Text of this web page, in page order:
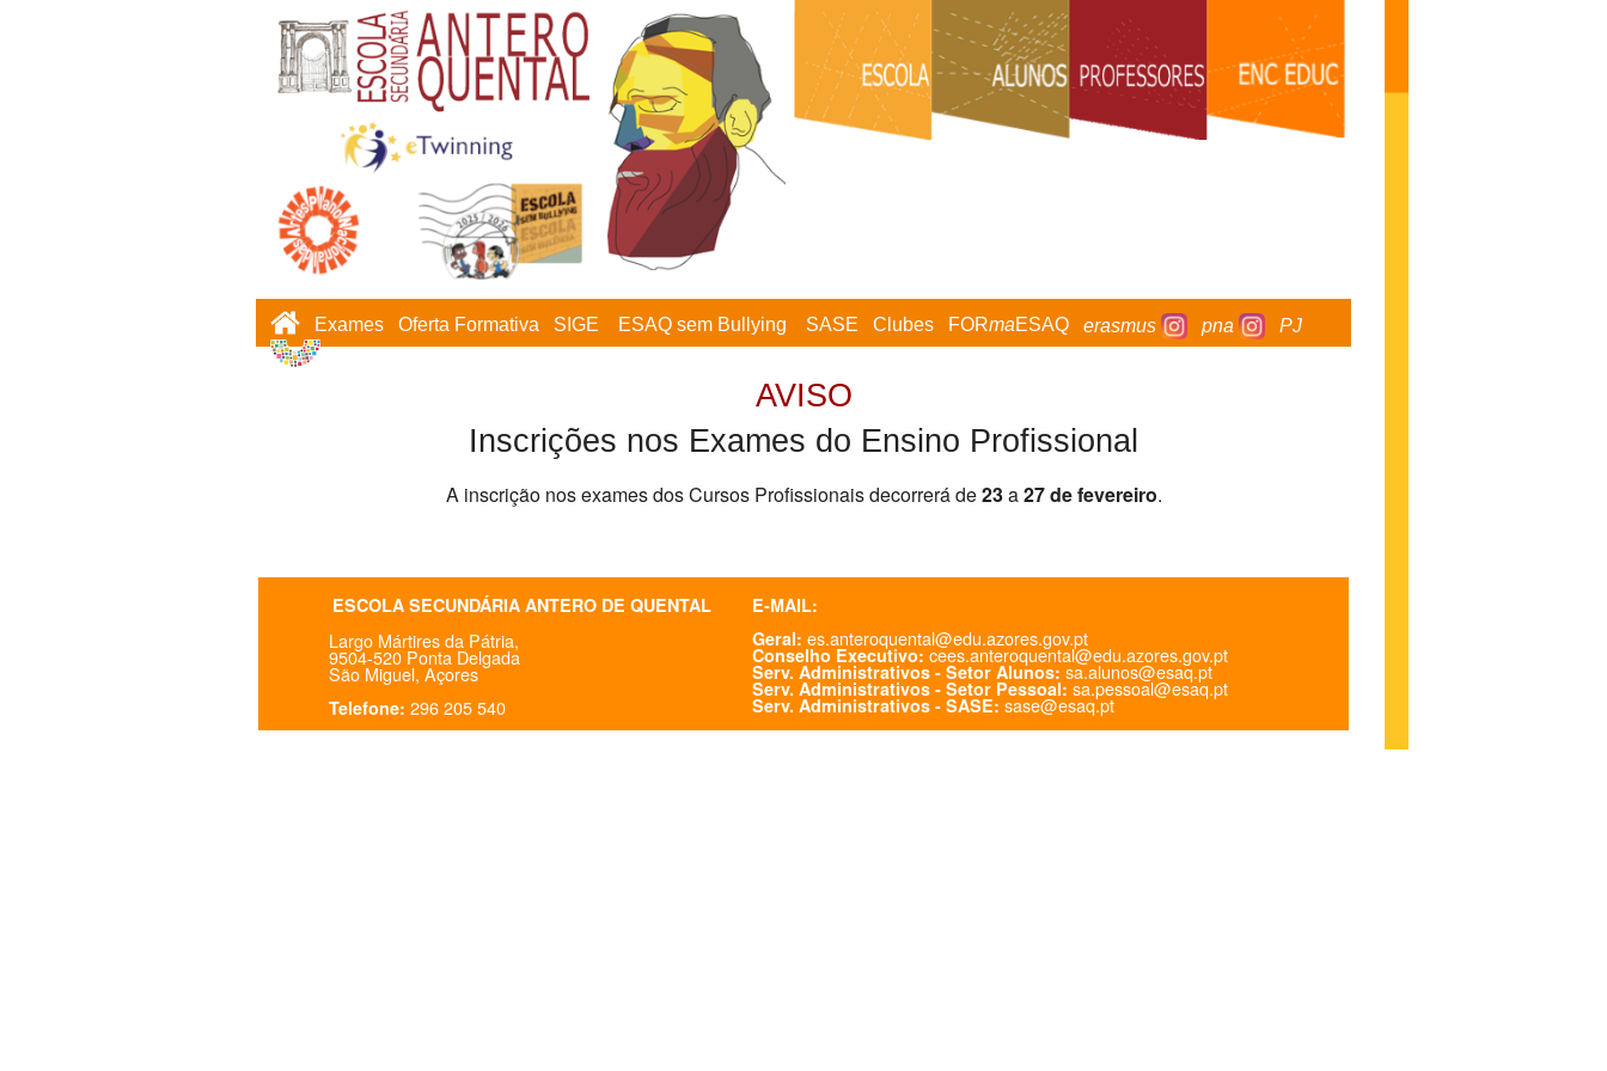
Exames Oferta Formativa SIGE ESAQ sem Bullying SASE Clubes FORmaESAQ erasmus pna PJ
AVISO
Inscrições nos Exames do Ensino Profissional
A inscrição nos exames dos Cursos Profissionais decorrerá de23a27 de fevereiro.
ESCOLA SECUNDÁRIA ANTERO DE QUENTAL
Largo Mártires da Pátria,
9504-520 Ponta Delgada
São Miguel, Açores
Telefone: 296 205 540
E-MAIL:
Geral: es.anteroquental@edu.azores.gov.pt
Conselho Executivo: cees.anteroquental@edu.azores.gov.pt
Serv. Administrativos - Setor Alunos: sa.alunos@esaq.pt
Serv. Administrativos - Setor Pessoal: sa.pessoal@esaq.pt
Serv. Administrativos - SASE: sase@esaq.pt